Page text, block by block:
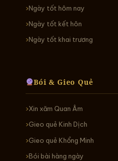
Ngày tốt hôm nay
Ngày tốt kết hôn
Ngày tốt khai trương
Bói & Gieo Quẻ
Xin xăm Quan Âm
Gieo quẻ Kinh Dịch
Gieo quẻ Khổng Minh
Bói bài hàng ngày